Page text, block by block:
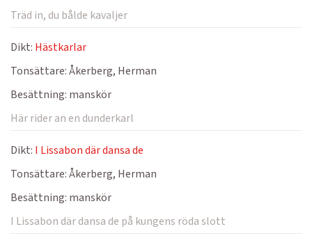
Träd in, du bålde kavaljer
Dikt: Hästkarlar
Tonsättare:Åkerberg, Herman
Besättning: manskör
Här rider an en dunderkarl
Dikt: I Lissabon där dansa de
Tonsättare:Åkerberg, Herman
Besättning: manskör
I Lissabon där dansa de på kungens röda slott